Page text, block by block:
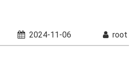
2024-11-06 root